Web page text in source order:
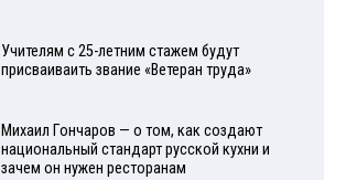
Учителям с 25-летним стажем будут
присваиваить звание «Ветеран труда»
Михаил Гончаров — о том, как создают
национальный стандарт русской кухни и
зачем он нужен ресторанам